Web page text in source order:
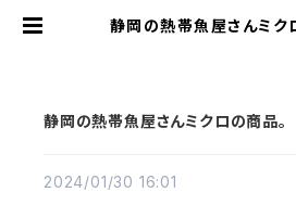
静岡の熱帯魚屋さんミク
静岡の熱帯魚屋さんミクロの商品。
2024/01/30 16:01